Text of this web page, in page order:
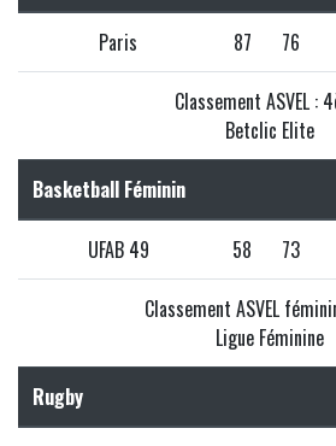
Paris 87 76
Classement ASVEL :
Betclic Elite
Basketball Féminin
UFAB 49 58 73
Classement ASVEL
Ligue Féminine
Rugby